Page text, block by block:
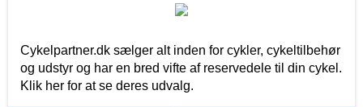
Cykelpartner.dk sælger alt inden for cykler, cykeltilbehør
og udstyr og har en bred vifte af reservedele til din cykel.
Klik her for at se deres udvalg.